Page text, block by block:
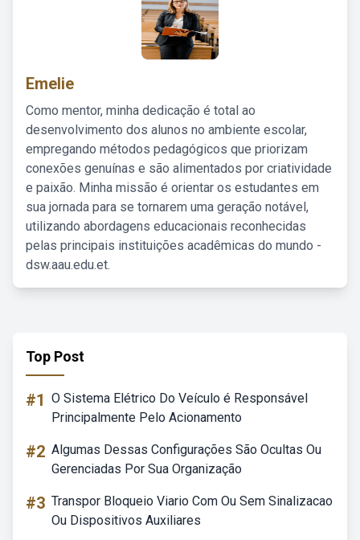
Emelie
Como mentor, minha dedicação é total ao
desenvolvimento dos alunos no ambiente escolar,
empregando métodos pedagógicos que priorizam
conexões genuínas e são alimentados por criatividade
e paixão. Minha missão é orientar os estudantes em
sua jornada para se tornarem uma geração notável,
utilizando abordagens educacionais reconhecidas
pelas principais instituições acadêmicas do mundo -
dsw.aau.edu.et.
Top Post
#1 O Sistema Elétrico Do Veículo é Responsável
Principalmente Pelo Acionamento
#2 Algumas Dessas Configurações São Ocultas Ou
Gerenciadas Por Sua Organização
#3 Transpor Bloqueio Viario Com Ou Sem Sinalizacao
Ou Dispositivos Auxiliares